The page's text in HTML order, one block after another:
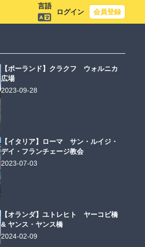
言語
ログイン 会員登録
【ポーランド】クラクフ ウォルニカ
広場
2023-09-28
【イタリア】ローマ サン・ルイジ・
デイ・フランチェージ教会
2023-07-03
【オランダ】ユトレヒト ヤーコビ橋
& ヤンス・ヤンス橋
2024-02-09